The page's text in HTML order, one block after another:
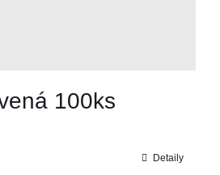
100ks
Detaily